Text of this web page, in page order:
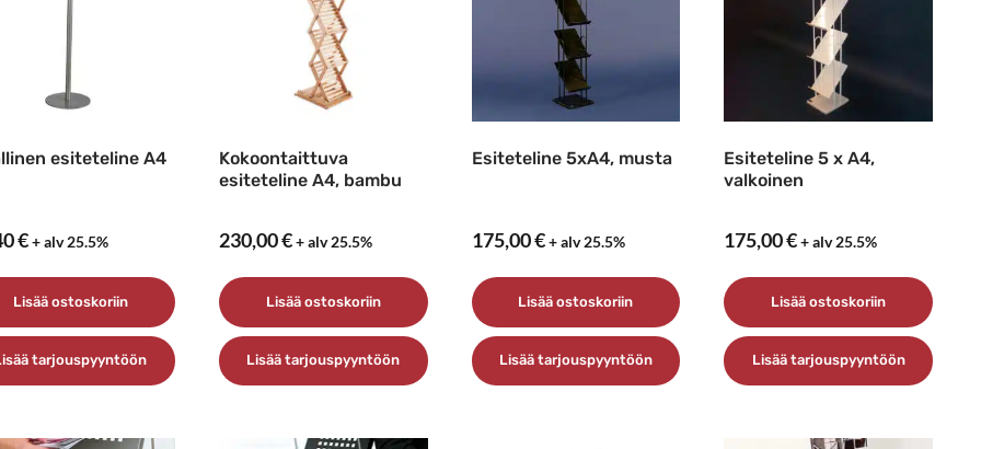
tuotteen
tuotteen
sivulla.
esiteteline A4
€+ alv 25.5%
Lisää ostoskoriin
tarjouspyyntöön
Kokoontaittuva
esiteteline A4, bambu
230,00€+ alv 25.5%
Lisää ostoskoriin
Lisää tarjouspyyntöön
Esiteteline 5xA4, musta
175,00€ + alv 25.5%
Lisää ostoskoriin
Lisää tarjouspyyntöön
Esiteteline 5 x A4,
valkoinen
175,00€+ alv 25.5%
Lisää ostoskoriin
Lisää tarjouspyyntöön